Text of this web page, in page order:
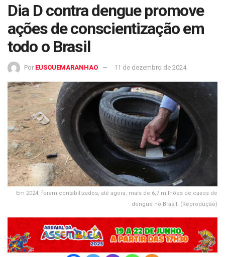
Dia D contra dengue promove
ações de conscientização em
todo o Brasil
Por EUSOUEMARANHAO 11 de dezembro de 2024
Em 2024, foram contabilizados, até agora, mais de 6,7 milhões de casos de
dengue no Brasil. (Reprodução)